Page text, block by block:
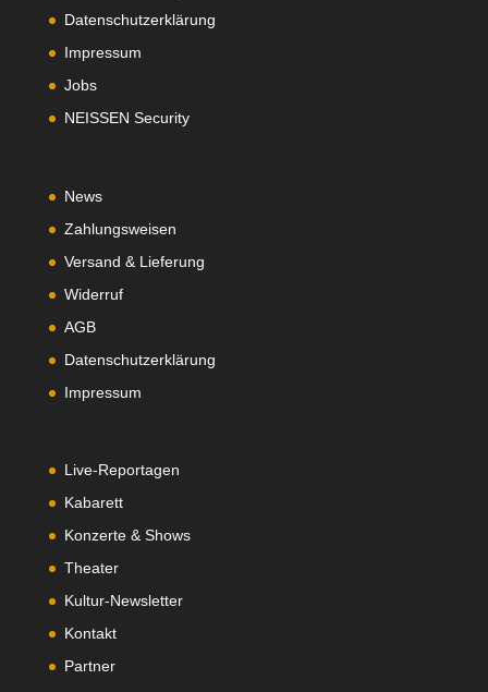
Datenschutzerklärung
Impressum
Jobs
NEISSEN Security
News
Zahlungsweisen
Versand & Lieferung
Widerruf
AGB
Datenschutzerklärung
Impressum
Live-Reportagen
Kabarett
Konzerte & Shows
Theater
Kultur-Newsletter
Kontakt
Partner